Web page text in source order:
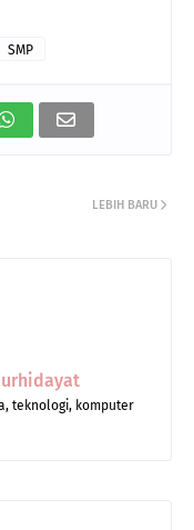
SMP
LEBIH BARU
teknologi, komputer